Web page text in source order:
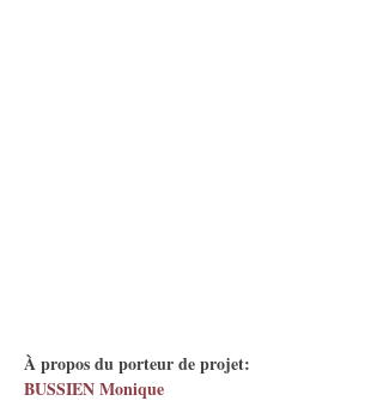
À propos du porteur de projet:
BUSSIEN Monique